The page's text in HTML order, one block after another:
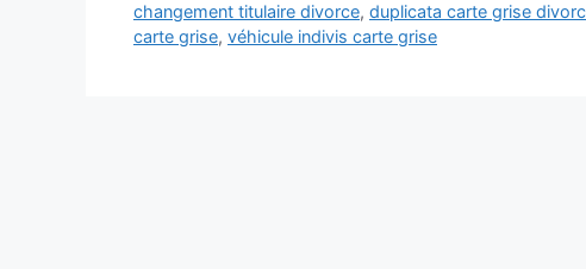
changement titulaire divorce, duplicata carte grise
carte grise, véhicule indivis carte grise